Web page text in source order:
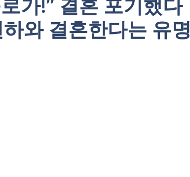
와 결혼한다는 유명